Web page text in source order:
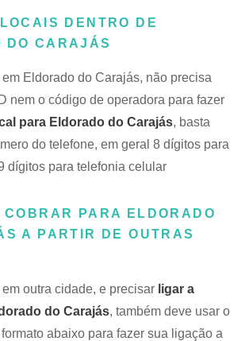
DENTRO DE
DO CARAJÁS
Eldorado do Carajás, não precisa
nem o código de operadora para fazer
para Eldorado do Carajás, basta
do telefone, em geral 8 dígitos para
dígitos para telefonia celular
COBRAR PARA ELDORADO
A PARTIR DE OUTRAS
outra cidade, e precisar ligar a
do Carajás, também deve usar o
abaixo para fazer sua ligação a